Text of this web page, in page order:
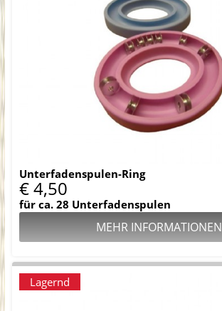
Unterfadenspulen-Ring
€ 4,50
für ca. 28 Unterfadenspulen
MEHR INFORMATIONEN
Lagernd